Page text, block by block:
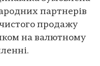
партнерів
продажу
на валютному